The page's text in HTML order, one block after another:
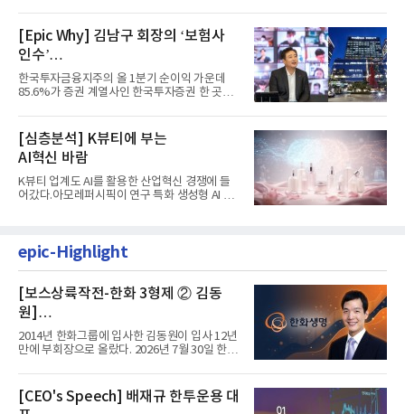
[Epic Why] 김남구 회장의 ‘보험사
인수’
발걸음이 신중해진 배경은?
한국투자금융지주의 올 1분기 순이익 가운데
85.6%가 증권 계열사인 한국투자증권 한 곳에
[심층분석] K뷰티에 부는
AI혁신 바람
K뷰티 업계도 AI를 활용한 산업혁신 경쟁에 들
어갔다.아모레퍼시픽이 연구 특화 생성형 AI 플
epic-Highlight
[보스상륙작전-한화 3형제 ② 김동
원]
입사 12년 만에 금융계열 수장 등극
2014년 한화그룹에 입사한 김동원이 입사 12년
만에 부회장으로 올랐다. 2026년 7월 30일 한화
[CEO's Speech] 배재규 한투운용 대